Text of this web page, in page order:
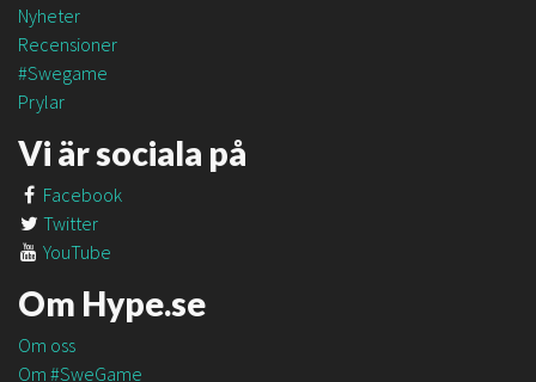
Nyheter
Recensioner
#Swegame
Prylar
Vi är sociala på
Facebook
Twitter
YouTube
Om Hype.se
Om oss
Om #SweGame